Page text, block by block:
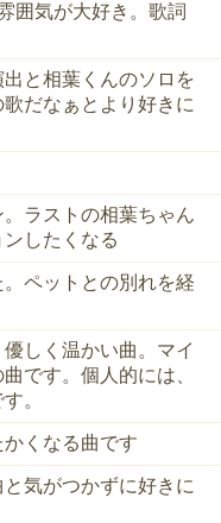
囲気が大好き。歌詞
と相葉くんのソロを
だなぁとより好きに
ラストの相葉ちゃん
したくなる
ペットとの別れを経
しく温かい曲。マイ
です。個人的には、
。
くなる曲です
気がつかずに好きに